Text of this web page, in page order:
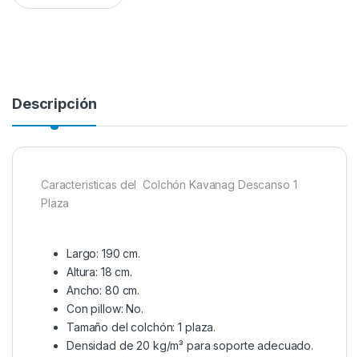
Descripción
Caracteristicas del Colchón Kavanag Descanso 1
Plaza
Largo: 190 cm.
Altura: 18 cm.
Ancho: 80 cm.
Con pillow: No.
Tamaño del colchón: 1 plaza.
Densidad de 20 kg/m³ para soporte adecuado.